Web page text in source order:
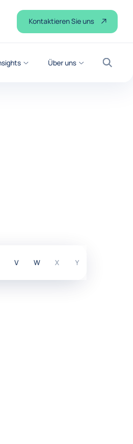
Über uns
Suche
Kontaktieren Sie uns
V
V W
W X
X Y
Y